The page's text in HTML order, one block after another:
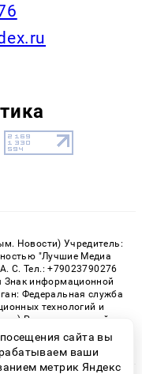
Новости) Учредитель:
"Лучшие Медиа
С. Тел.: +79023790276
Знак информационной
Федеральная служба
технологий и
Регистрационный
02.06.2021сайта вы
ваши
метрик Яндекс